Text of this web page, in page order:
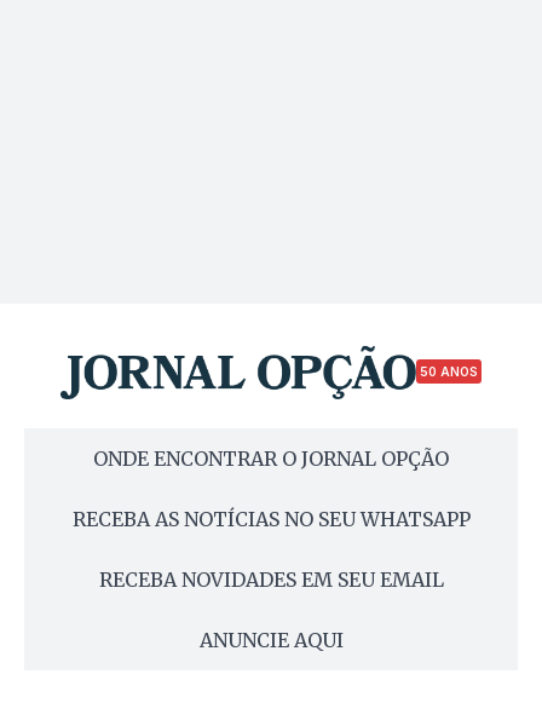
50 ANOS
ONDE ENCONTRAR O JORNAL OPÇÃO
RECEBA AS NOTÍCIAS NO SEU WHATSAPP
RECEBA NOVIDADES EM SEU EMAIL
ANUNCIE AQUI